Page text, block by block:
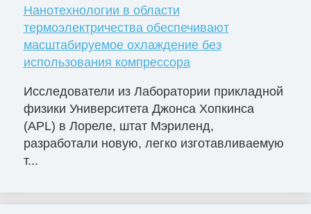
Нанотехнологии в области
термоэлектричества обеспечивают
масштабируемое охлаждение без
использования компрессора
Исследователи из Лаборатории прикладной
физики Университета Джонса Хопкинса
(APL) в Лореле, штат Мэриленд,
разработали новую, легко изготавливаемую
т...